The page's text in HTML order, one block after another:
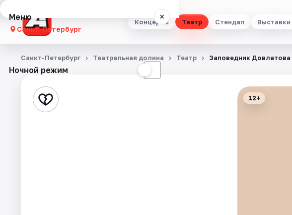
Концерты Театр Стендап Выставки
Меню ×
Санкт-Петербург
Концерты
Стендап
Ночной режим ☾
Санкт-Петербург Театральная долина Театр Заповедник Довлатова
12+